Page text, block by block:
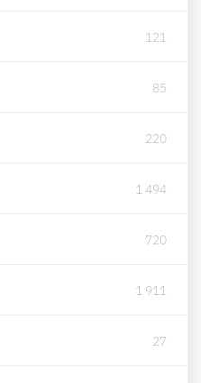
121
85
220
1 494
720
1 911
27